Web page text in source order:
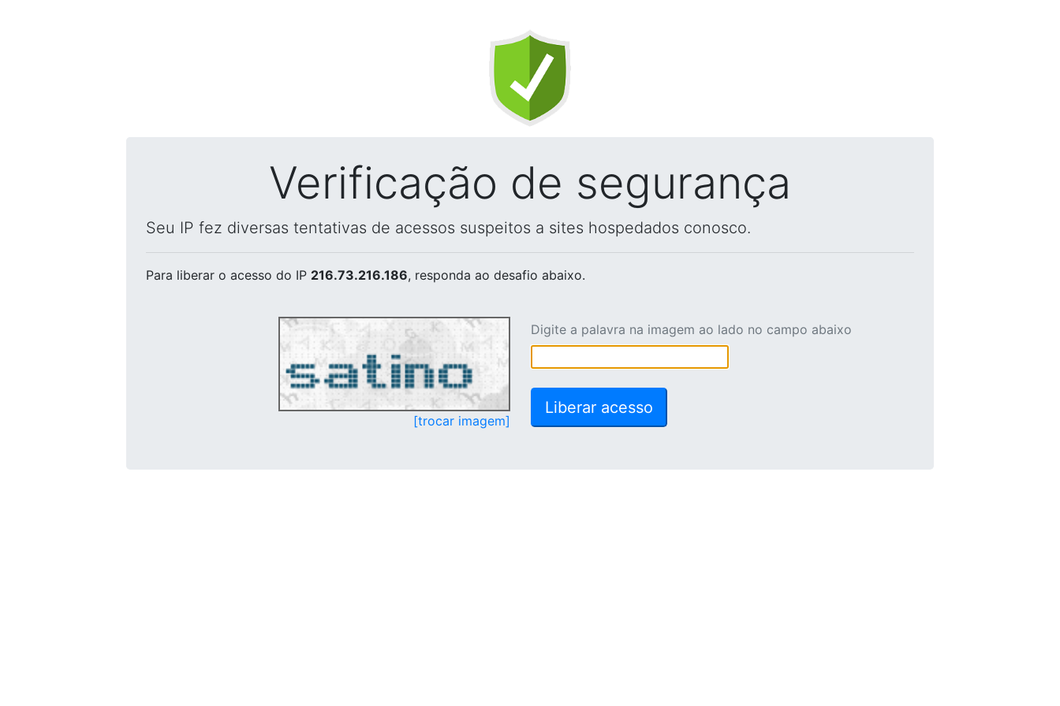
Verificação de segurança
Seu IP fez diversas tentativas de acessos suspeitos a sites hospedados conosco.
Para liberar o acesso do IP 216.73.216.186, responda ao desafio abaixo.
[trocar imagem]
Digite a palavra na imagem ao lado no campo abaixo